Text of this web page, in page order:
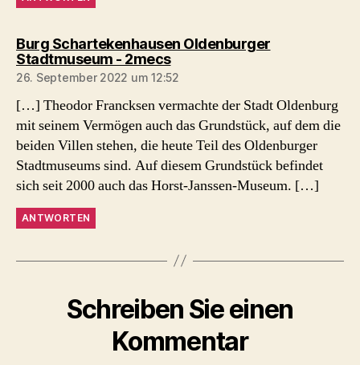
Burg Schartekenhausen Oldenburger
Stadtmuseum - 2mecssagt:
26. September 2022 um 12:52
[…] Theodor Francksen vermachte der Stadt Oldenburg
mit seinem Vermögen auch das Grundstück, auf dem die
beiden Villen stehen, die heute Teil des Oldenburger
Stadtmuseums sind. Auf diesem Grundstück befindet
sich seit 2000 auch das Horst-Janssen-Museum. […]
ANTWORTEN
Schreiben Sie einen
Kommentar